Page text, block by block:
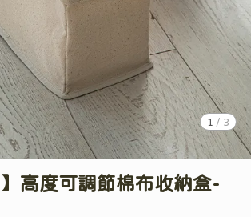
1 / 3
】高度可調節棉布收納盒-